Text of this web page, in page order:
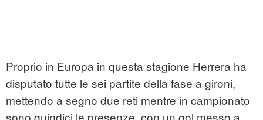
Proprio in Europa in questa stagione Herrera ha
disputato tutte le sei partite della fase a gironi,
mettendo a segno due reti mentre in campionato